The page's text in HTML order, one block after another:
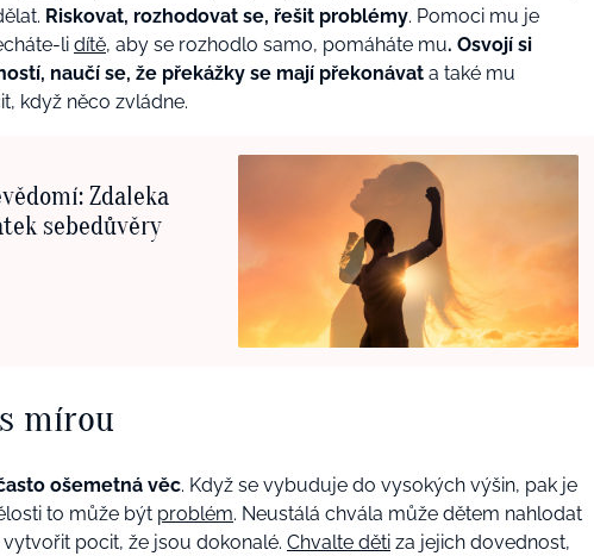
Riskovat, rozhodovat se, řešit problémy. Pomoci mu je
li dítě, aby se rozhodlo samo, pomáháte mu. Osvojí si
naučí se, že překážky se mají překonávat a také mu
když něco zvládne.
Zdaleka
sebedůvěry
mírou
ošemetná věc. Když se vybuduje do vysokých výšin, pak je
to může být problém. Neustálá chvála může dětem nahlodat
pocit, že jsou dokonalé. Chvalte děti za jejich dovednost,